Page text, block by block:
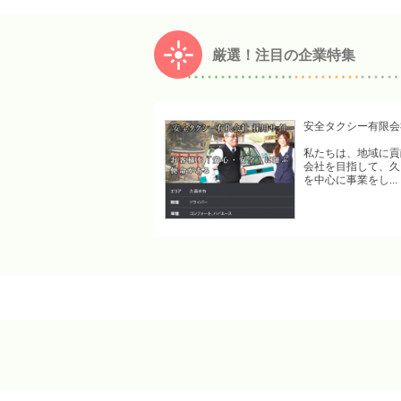
厳選！注目の企業特集
安全タクシー有限
私たちは、地域に
会社を目指して、
を中心に事業をし...